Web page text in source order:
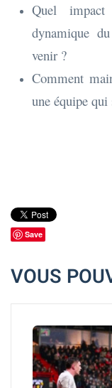
Quel
dynamique
venir ?
Comment
une équipe
Save
VOUS